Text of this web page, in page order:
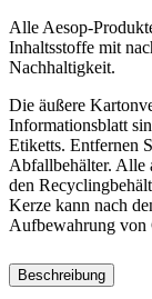
Alle Aesop-
Inhaltsstoffe mit
Nachhaltigkeit.
Die äußere
Informationsblatt
Etiketts. Entfernen
Abfallbehälter. Alle
den
Kerze kann nach
Aufbewahrung von
Beschreibung